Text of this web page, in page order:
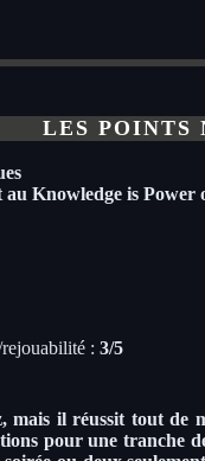
LES POINTS
Knowledge is Power
: 3/5
il réussit tout de
pour une tranche